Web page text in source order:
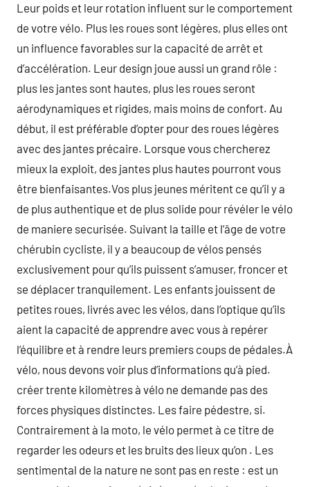
Leur poids et leur rotation influent sur le comportement
de votre vélo. Plus les roues sont légères, plus elles ont
un influence favorables sur la capacité de arrêt et
d’accélération. Leur design joue aussi un grand rôle :
plus les jantes sont hautes, plus les roues seront
aérodynamiques et rigides, mais moins de confort. Au
début, il est préférable d’opter pour des roues légères
avec des jantes précaire. Lorsque vous chercherez
mieux la exploit, des jantes plus hautes pourront vous
être bienfaisantes.Vos plus jeunes méritent ce qu’il y a
de plus authentique et de plus solide pour révéler le vélo
de maniere securisée. Suivant la taille et l’âge de votre
chérubin cycliste, il y a beaucoup de vélos pensés
exclusivement pour qu’ils puissent s’amuser, froncer et
se déplacer tranquilement. Les enfants jouissent de
petites roues, livrés avec les vélos, dans l’optique qu’ils
aient la capacité de apprendre avec vous à repérer
l’équilibre et à rendre leurs premiers coups de pédales.À
vélo, nous devons voir plus d’informations qu’à pied.
créer trente kilomètres à vélo ne demande pas des
forces physiques distinctes. Les faire pédestre, si.
Contrairement à la moto, le vélo permet à ce titre de
regarder les odeurs et les bruits des lieux qu’on . Les
sentimental de la nature ne sont pas en reste : est un